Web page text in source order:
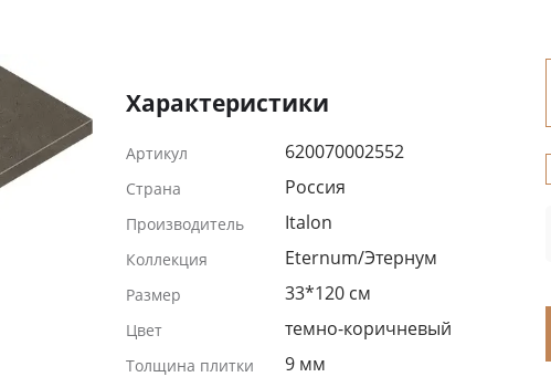
Характеристики
Артикул 620070002552
Страна Россия
Производитель Italon
Коллекция Eternum/Этернум
Размер 33*120 см
Цвет темно-коричневый
Толщина плитки 9 мм